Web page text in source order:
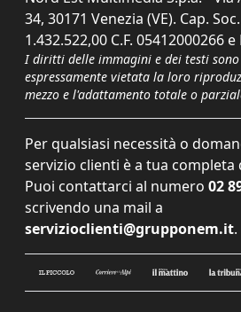
34, 30171 Venezia (VE). Cap.
1.432.522,00 C.F. 05412000266 e
I diritti delle immagini e dei testi
espressamente vietata la loro
mezzo e l'adattamento totale o
Per qualsiasi necessità o
servizio clienti è a tua completa
Puoi contattarci al numero 02
scrivendo una mail a
servizioclienti@grupponem.it.